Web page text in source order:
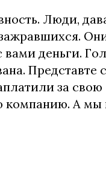
Люди,
деньги.
Представте
за свою
компанию. А мы